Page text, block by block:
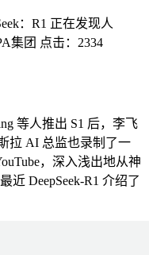
：R1 正在发现人
集团 点击： 2334
等人推出 S1 后，李飞
拉 AI 总监也录制了一
，深入浅出地从神
近 DeepSeek-R1 介绍了